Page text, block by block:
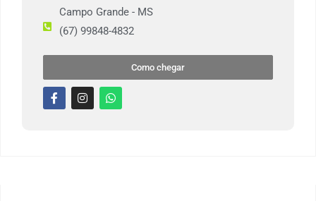
Campo Grande - MS
(67) 99848-4832
Como chegar